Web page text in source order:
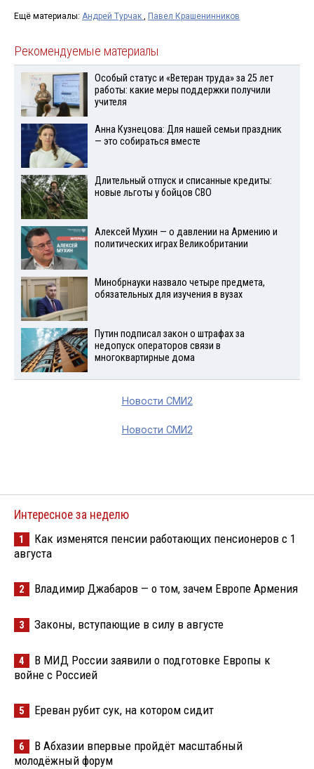
Ещё материалы: Андрей Турчак , Павел Крашенинников
Рекомендуемые материалы
Особый статус и «Ветеран труда» за 25 лет
работы: какие меры поддержки получили
учителя
Анна Кузнецова: Для нашей семьи праздник
— это собираться вместе
Длительный отпуск и списанные кредиты:
новые льготы у бойцов СВО
Алексей Мухин — о давлении на Армению и
политических играх Великобритании
Минобрнауки назвало четыре предмета,
обязательных для изучения в вузах
Путин подписал закон о штрафах за
недопуск операторов связи в
многоквартирные дома
Новости СМИ2
Новости СМИ2
Интересное за неделю
1
Как изменятся пенсии работающих пенсионеров с 1
августа
2 Владимир Джабаров — о том, зачем Европе Армения
3 Законы, вступающие в силу в августе
4
В МИД России заявили о подготовке Европы к
войне с Россией
5 Ереван рубит сук, на котором сидит
6
В Абхазии впервые пройдёт масштабный
молодёжный форум